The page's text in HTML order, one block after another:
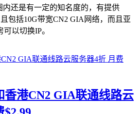
内还是有一定的知名度的，有提供
包括10G带宽CN2 GIA网络，而且亚
以切换IP。
香港CN2 GIA联通线路云